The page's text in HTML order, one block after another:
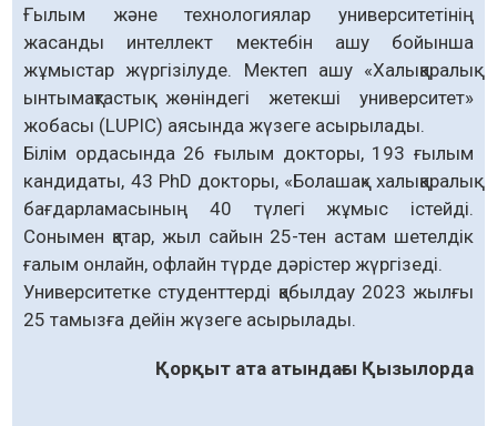
Ғылым және технологиялар университетінің
жасанды интеллект мектебін ашу бойынша
жұмыстар жүргізілуде. Мектеп ашу «Халықаралық
ынтымақтастық жөніндегі жетекші университет»
жобасы (LUPIC) аясында жүзеге асырылады.
Білім ордасында 26 ғылым докторы, 193 ғылым
кандидаты, 43 PhD докторы, «Болашақ» халықаралық
бағдарламасының 40 түлегі жұмыс істейді.
Сонымен қатар, жыл сайын 25-тен астам шетелдік
ғалым онлайн, офлайн түрде дәрістер жүргізеді.
Университетке студенттерді қабылдау 2023 жылғы
25 тамызға дейін жүзеге асырылады.
Қорқыт ата атындағы Қызылорда